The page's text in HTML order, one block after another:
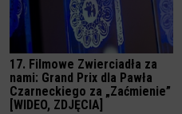
17. Filmowe Zwierciadła za
nami: Grand Prix dla Pawła
Czarneckiego za „Zaćmienie”
[WIDEO, ZDJĘCIA]